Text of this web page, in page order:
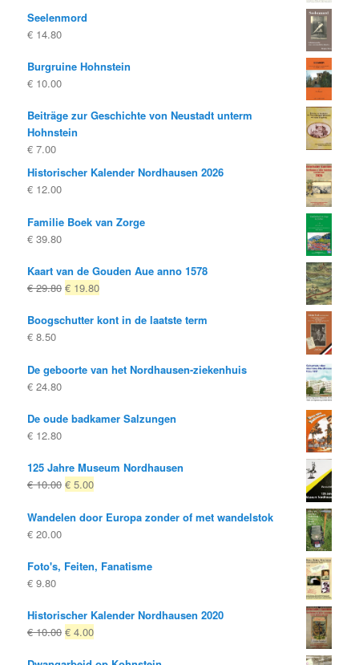
Seelenmord
€ 14.80
Burgruine Hohnstein
€ 10.00
Beiträge zur Geschichte von Neustadt unterm
Hohnstein
€ 7.00
Historischer Kalender Nordhausen 2026
€ 12.00
Familie Boek van Zorge
€ 39.80
Kaart van de Gouden Aue anno 1578
€29.80 Oorspronkelijke
was:
€ 19.80Huidige
is:
Boogschutter kont in de laatste term
€ 8.50
De geboorte van het Nordhausen-ziekenhuis
€ 24.80
De oude badkamer Salzungen
€ 12.80
125 Jahre Museum Nordhausen
€10.00 Oorspronkelijke
was:
€ 5.00Huidige
is:
Wandelen door Europa zonder of met wandelstok
€ 20.00
Foto's, Feiten, Fanatisme
€ 9.80
Historischer Kalender Nordhausen 2020
€10.00 Oorspronkelijke
€ 4.00Huidige